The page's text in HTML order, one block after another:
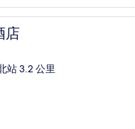
店
站 3.2 公里